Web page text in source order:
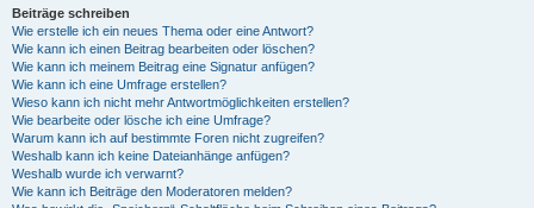
Beiträge schreiben
Wie erstelle ich ein neues Thema oder eine Antwort?
Wie kann ich einen Beitrag bearbeiten oder löschen?
Wie kann ich meinem Beitrag eine Signatur anfügen?
Wie kann ich eine Umfrage erstellen?
Wieso kann ich nicht mehr Antwortmöglichkeiten erstellen?
Wie bearbeite oder lösche ich eine Umfrage?
Warum kann ich auf bestimmte Foren nicht zugreifen?
Weshalb kann ich keine Dateianhänge anfügen?
Weshalb wurde ich verwarnt?
Wie kann ich Beiträge den Moderatoren melden?